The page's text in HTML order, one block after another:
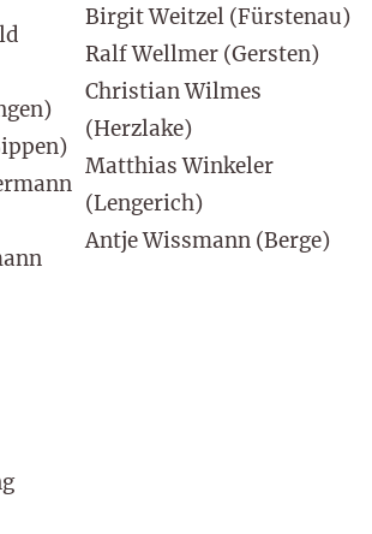
Birgit Weitzel (Fürstenau)
Ralf Wellmer (Gersten)
Christian Wilmes
(Herzlake)
Matthias Winkeler
(Lengerich)
Antje Wissmann (Berge)